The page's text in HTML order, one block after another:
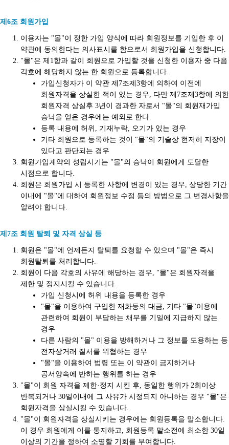
제6조 회원가입
이용자는 "몰"이 정한 가입 양식에 따라 회원정보를 기입한 후 이
약관에 동의한다는 의사표시를 함으로서 회원가입을 신청합니다.
"몰"은 제1항과 같이 회원으로 가입할 것을 신청한 이용자 중 다음
각호에 해당하지 않는 한 회원으로 등록합니다.
가입신청자가 이 약관 제7조제3항에 의하여 이전에
회원자격을 상실한 적이 있는 경우, 다만 제7조제3항에 의한
회원자격 상실후 3년이 경과한 자로서 "몰"의 회원재가입
승낙을 얻은 경우에는 예외로 한다.
등록 내용에 허위, 기재누락, 오기가 있는 경우
기타 회원으로 등록하는 것이 "몰"의 기술상 현저히 지장이
있다고 판단되는 경우
회원가입계약의 성립시기는 "몰"의 승낙이 회원에게 도달한
시점으로 합니다.
회원은 회원가입 시 등록한 사항에 변경이 있는 경우, 상당한 기간
이내에 "몰"에 대하여 회원정보 수정 등의 방법으로 그 변경사항을
알려야 합니다.
제7조 회원 탈퇴 및 자격 상실 등
회원은 "몰"에 언제든지 탈퇴를 요청할 수 있으며 "몰"은 즉시
회원탈퇴를 처리합니다.
회원이 다음 각호의 사유에 해당하는 경우, "몰"은 회원자격을
제한 및 정지시킬 수 있습니다.
가입 신청시에 허위 내용을 등록한 경우
"몰"을 이용하여 구입한 재화등의 대금, 기타 "몰"이용에
관련하여 회원이 부담하는 채무를 기일에 지급하지 않는
경우
다른 사람의 "몰" 이용을 방해하거나 그 정보를 도용하는 등
전자상거래 질서를 위협하는 경우
"몰"을 이용하여 법령 또는 이 약관이 금지하거나
공서양속에 반하는 행위를 하는 경우
"몰"이 회원 자격을 제한·정지 시킨 후, 동일한 행위가 2회이상
반복되거나 30일이내에 그 사유가 시정되지 아니하는 경우 "몰"은
회원자격을 상실시킬 수 있습니다.
"몰"이 회원자격을 상실시키는 경우에는 회원등록을 말소합니다.
이 경우 회원에게 이를 통지하고, 회원등록 말소전에 최소한 30일
이상의 기간을 정하여 소명할 기회를 부여합니다.